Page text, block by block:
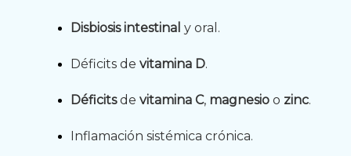
Disbiosis intestinal y oral.
Déficits de vitamina D.
Déficitsde vitamina C, magnesio o zinc.
Inflamación sistémica crónica.